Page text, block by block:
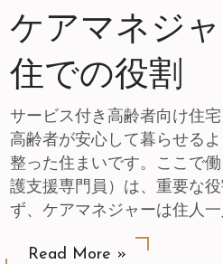
ケアマネジ
住での役割
サービス付き高齢者向け住
高齢者が安心して暮らせる
整った住まいです。ここで
護支援専門員）は、重要な
ず、ケアマネジャーは住人
Read More »